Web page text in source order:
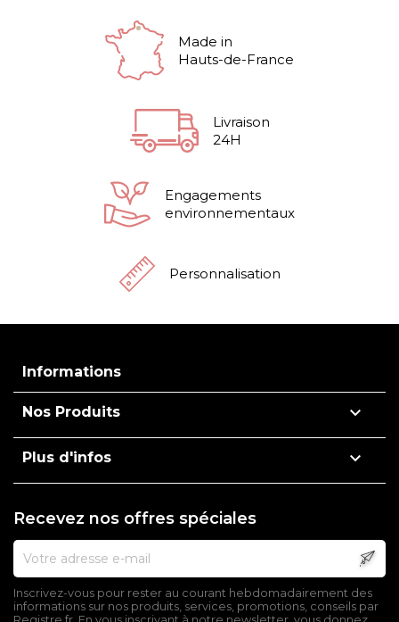
Made in
Hauts-de-France
Livraison
24H
Engagements
environnementaux
Personnalisation
Informations
Nos Produits 
Plus d'infos 
Recevez nos offres spéciales
Inscrivez-vous pour rester au courant hebdomadairement des
informations sur nos produits, services, promotions, conseils par